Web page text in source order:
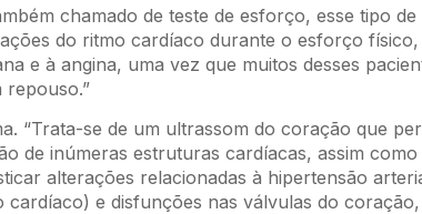
chamado de teste de esforço, esse tipo
do ritmo cardíaco durante o esforço físico,
e à angina, uma vez que muitos desses
repouso.”
“Trata-se de um ultrassom do coração que
de inúmeras estruturas cardíacas, assim
alterações relacionadas à hipertensão
cardíaco) e disfunções nas válvulas do